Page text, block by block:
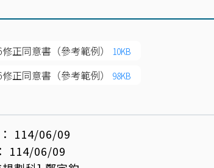
正同意書（參考範例） 10KB
正同意書（參考範例） 98KB
114/06/09
114/06/09